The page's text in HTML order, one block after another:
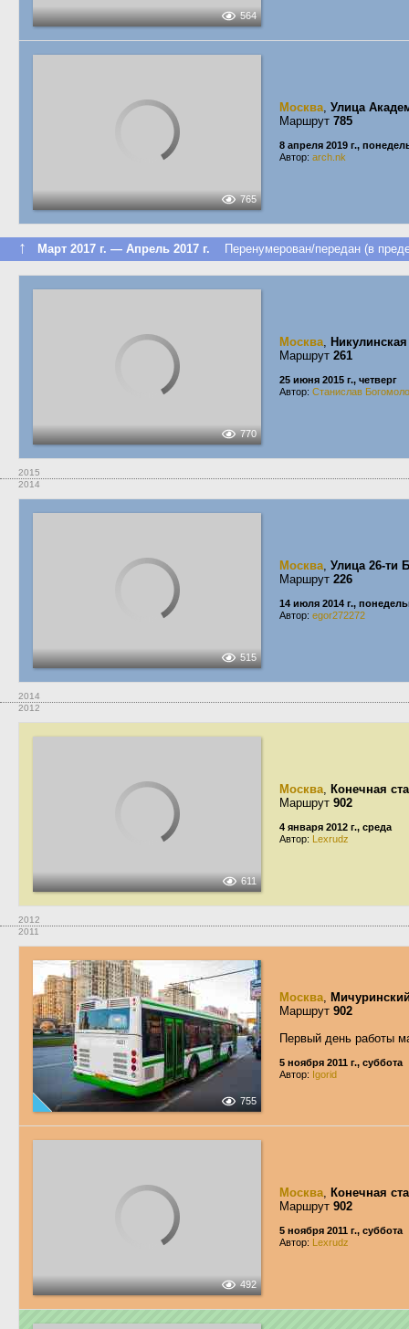
564
765
Москва, Улица
Маршрут 785
8 апреля 2019 г.,
Автор: arch.nk
↑ Март 2017 г. — Апрель 2017 г. Перенумерован/передан (в
770
Москва,
Маршрут 261
25 июня 2015 г., четверг
Автор: Станислав
2015
2014
515
Москва, Улица 26-ти
Маршрут 226
14 июля 2014 г.,
Автор: egor272272
2014
2012
611
Москва, Конечная
Маршрут 902
4 января 2012 г., среда
Автор: Lexrudz
2012
2011
755
Москва,
Маршрут 902
Первый день работы
5 ноября 2011 г., суббота
Автор: Igorid
492
Москва, Конечная
Маршрут 902
5 ноября 2011 г., суббота
Автор: Lexrudz